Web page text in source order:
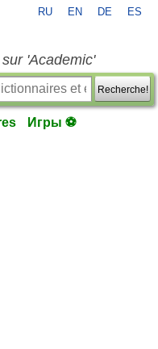
RU EN DE ES
'Academic'
Recherche!
Игры ⚽